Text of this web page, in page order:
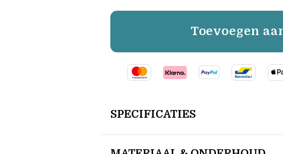
Toevoegen
SPECIFICATIES